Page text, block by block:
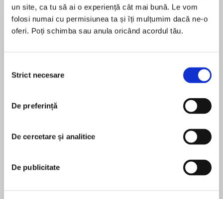
un site, ca tu să ai o experiență cât mai bună. Le vom
folosi numai cu permisiunea ta și îți mulțumim dacă ne-o
oferi. Poți schimba sau anula oricând acordul tău.
consimțământului
Strict necesare
De preferință
De cercetare și analitice
De publicitate
Desprecarte
"Hang on for this completely unexpected hard-
Not needing him won’t stop her from wanting
Trucker Sterling (Star) Parson is no stranger to
industry and in life. But she can take care of
herself. She’s never needed—or wanted—a man
around…until she meets Cade McKenzie. The
take-charge bar owner sets off all kinds of alarm
În acest moment nu există recenzii
Lori Foster
Lori Foster is a New York Times and USA TODAY
bestselling author with books from a variety of